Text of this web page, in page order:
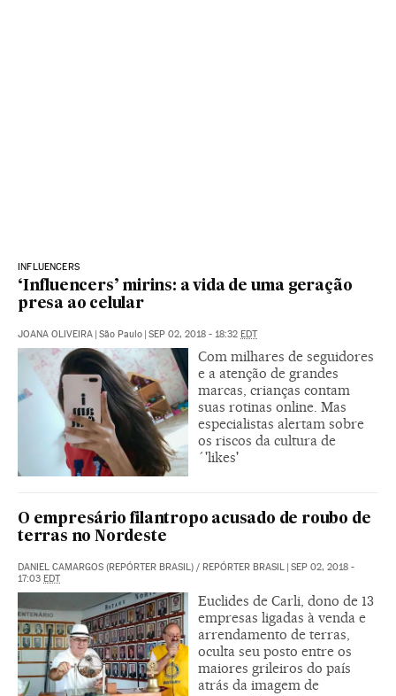
INFLUENCERS
‘Influencers’ mirins: a vida de uma geração
presa ao celular
JOANA OLIVEIRA São Paulo SEP 02, 2018 - 18:32 EDT
Com milhares de seguidores
e a atenção de grandes
marcas, crianças contam
suas rotinas online. Mas
especialistas alertam sobre
os riscos da cultura de
´'likes'
O empresário filantropo acusado de roubo de
terras no Nordeste
DANIEL CAMARGOS (REPÓRTER BRASIL) / REPÓRTER BRASIL SEP 02, 2018 -
17:03 EDT
Euclides de Carli, dono de 13
empresas ligadas à venda e
arrendamento de terras,
oculta seu posto entre os
maiores grileiros do país
atrás da imagem de